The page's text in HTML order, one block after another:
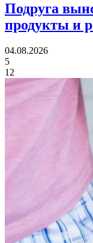
Подруга
продукты и
04.08.2026
5
12